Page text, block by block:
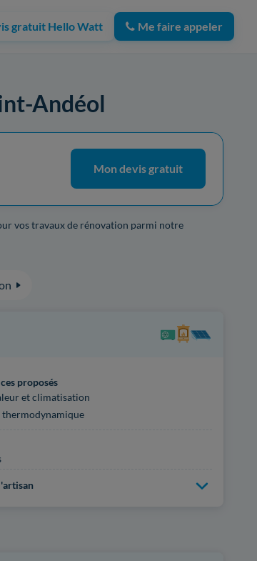
gratuit Hello Watt Me faire appeler
Andéol
Mon devis gratuit
vos travaux de rénovation parmi notre
proposés
et climatisation
thermodynamique